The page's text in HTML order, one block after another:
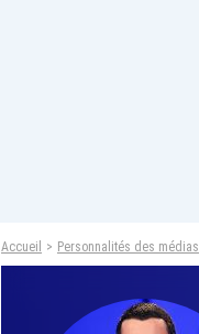
Accueil Personnalités des médias